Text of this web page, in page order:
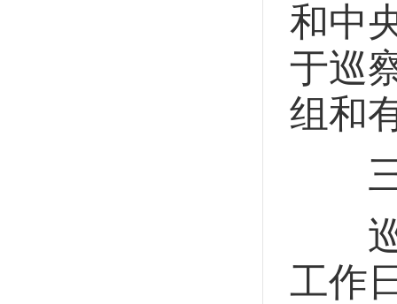
和中
于巡
组和
三
巡
工作